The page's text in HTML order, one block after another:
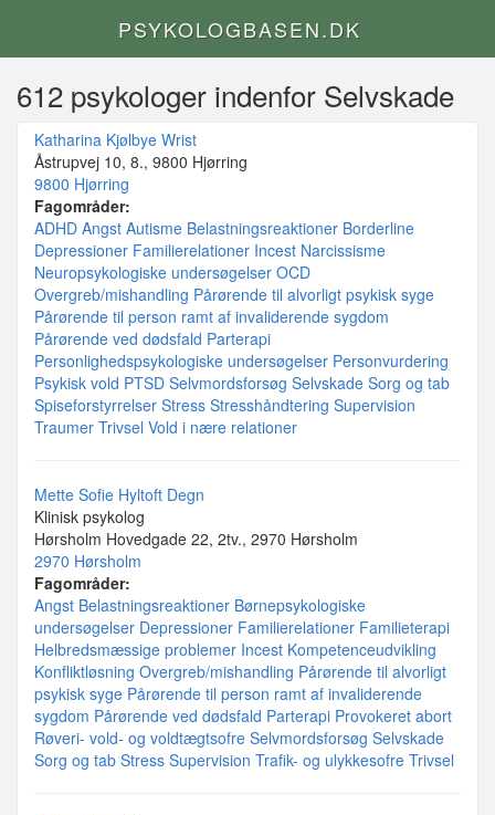
PSYKOLOGBASEN.DK
612 psykologer indenfor Selvskade
Katharina Kjølbye Wrist
Åstrupvej 10, 8., 9800 Hjørring
9800 Hjørring
Fagområder:
ADHD Angst Autisme Belastningsreaktioner Borderline
Depressioner Familierelationer Incest Narcissisme
Neuropsykologiske undersøgelser OCD
Overgreb/mishandling Pårørende til alvorligt psykisk syge
Pårørende til person ramt af invaliderende sygdom
Pårørende ved dødsfald Parterapi
Personlighedspsykologiske undersøgelser Personvurdering
Psykisk vold PTSD Selvmordsforsøg Selvskade Sorg og tab
Spiseforstyrrelser Stress Stresshåndtering Supervision
Traumer Trivsel Vold i nære relationer
Mette Sofie Hyltoft Degn
Klinisk psykolog
Hørsholm Hovedgade 22, 2tv., 2970 Hørsholm
2970 Hørsholm
Fagområder:
Angst Belastningsreaktioner Børnepsykologiske
undersøgelser Depressioner Familierelationer Familieterapi
Helbredsmæssige problemer Incest Kompetenceudvikling
Konfliktløsning Overgreb/mishandling Pårørende til alvorligt
psykisk syge Pårørende til person ramt af invaliderende
sygdom Pårørende ved dødsfald Parterapi Provokeret abort
Røveri- vold- og voldtægtsofre Selvmordsforsøg Selvskade
Sorg og tab Stress Supervision Trafik- og ulykkesofre Trivsel